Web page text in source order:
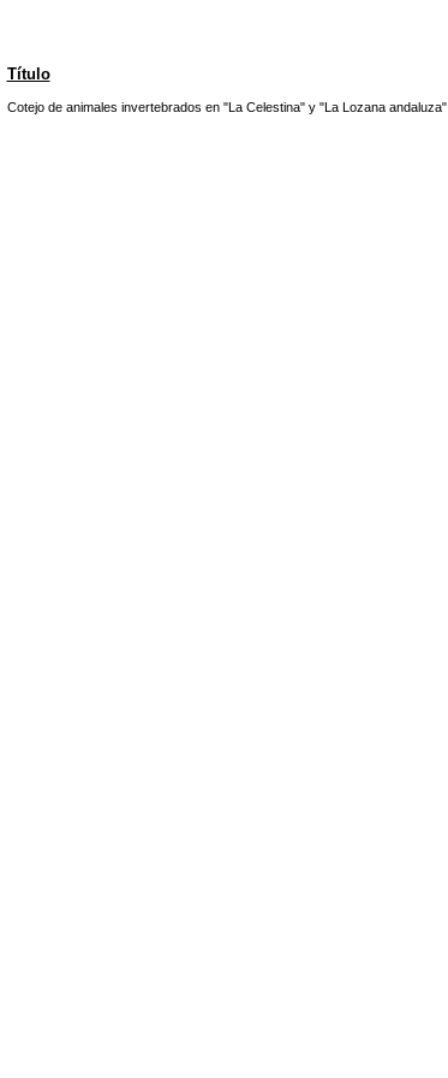
Título
Cotejo de animales invertebrados en "La Celestina" y "La Lozana andaluza"